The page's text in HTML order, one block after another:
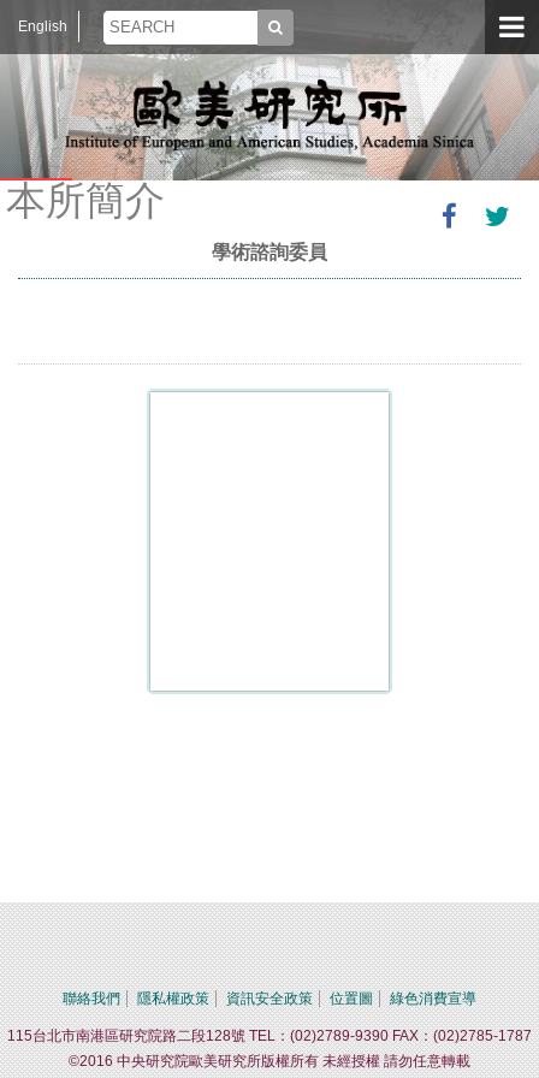
English
本所簡介
學術諮詢委員
聯絡我們 隱私權政策 資訊安全政策 位置圖 綠色消費宣導
115台北市南港區研究院路二段128號 TEL：(02)2789-9390 FAX：(02)2785-1787
©2016 中央研究院歐美研究所版權所有 未經授權 請勿任意轉載